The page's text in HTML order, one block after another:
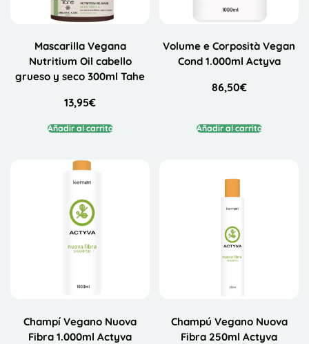
Mascarilla Vegana
Nutritium Oil cabello
grueso y seco 300ml Tahe
13,95€
Añadir al carrito
Volume e Corposità Vegan
Cond 1.000ml Actyva
86,50€
Añadir al carrito
Champí Vegano Nuova
Fibra 1.000ml Actyva
Champú Vegano Nuova
Fibra 250ml Actyva